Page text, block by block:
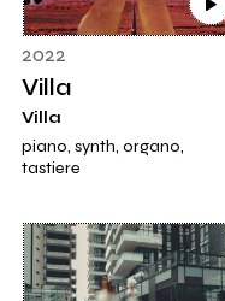
2022
Villa
Villa
piano, synth, organo,
tastiere